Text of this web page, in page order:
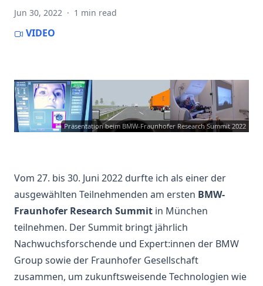
Jun 30, 2022 · 1 min read
VIDEO
Präsentation beim BMW-Fraunhofer Research Summit 2022
Vom 27. bis 30. Juni 2022 durfte ich als einer der
ausgewählten Teilnehmenden am ersten BMW-
Fraunhofer Research Summit in München
teilnehmen. Der Summit bringt jährlich
Nachwuchsforschende und Expert:innen der BMW
Group sowie der Fraunhofer Gesellschaft
zusammen, um zukunftsweisende Technologien wie